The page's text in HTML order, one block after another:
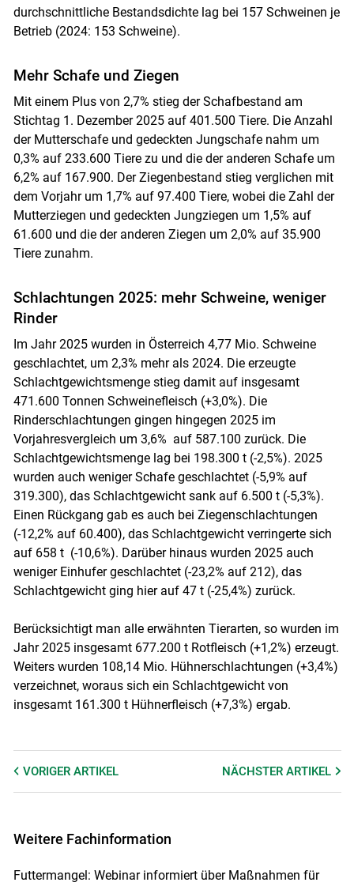
durchschnittliche Bestandsdichte lag bei 157 Schweinen je
Betrieb (2024: 153 Schweine).
Mehr Schafe und Ziegen
Mit einem Plus von 2,7% stieg der Schafbestand am
Stichtag 1. Dezember 2025 auf 401.500 Tiere. Die Anzahl
der Mutterschafe und gedeckten Jungschafe nahm um
0,3% auf 233.600 Tiere zu und die der anderen Schafe um
6,2% auf 167.900. Der Ziegenbestand stieg verglichen mit
dem Vorjahr um 1,7% auf 97.400 Tiere, wobei die Zahl der
Mutterziegen und gedeckten Jungziegen um 1,5% auf
61.600 und die der anderen Ziegen um 2,0% auf 35.900
Tiere zunahm.
Schlachtungen 2025: mehr Schweine, weniger
Rinder
Im Jahr 2025 wurden in Österreich 4,77 Mio. Schweine
geschlachtet, um 2,3% mehr als 2024. Die erzeugte
Schlachtgewichtsmenge stieg damit auf insgesamt
471.600 Tonnen Schweinefleisch (+3,0%). Die
Rinderschlachtungen gingen hingegen 2025 im
Vorjahresvergleich um 3,6% auf 587.100 zurück. Die
Schlachtgewichtsmenge lag bei 198.300 t (-2,5%). 2025
wurden auch weniger Schafe geschlachtet (-5,9% auf
319.300), das Schlachtgewicht sank auf 6.500 t (-5,3%).
Einen Rückgang gab es auch bei Ziegenschlachtungen
(-12,2% auf 60.400), das Schlachtgewicht verringerte sich
auf 658 t (-10,6%). Darüber hinaus wurden 2025 auch
weniger Einhufer geschlachtet (-23,2% auf 212), das
Schlachtgewicht ging hier auf 47 t (-25,4%) zurück.
Berücksichtigt man alle erwähnten Tierarten, so wurden im
Jahr 2025 insgesamt 677.200 t Rotfleisch (+1,2%) erzeugt.
Weiters wurden 108,14 Mio. Hühnerschlachtungen (+3,4%)
verzeichnet, woraus sich ein Schlachtgewicht von
insgesamt 161.300 t Hühnerfleisch (+7,3%) ergab.
VORIGER ARTIKEL NÄCHSTERARTIKEL
Weitere Fachinformation
Futtermangel: Webinar informiert über Maßnahmen für